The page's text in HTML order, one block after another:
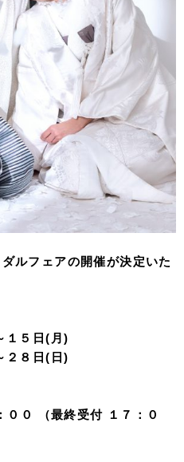
ルフェアの開催が決定いた
１５日(月)
日(日)
０ （最終受付 １７：０